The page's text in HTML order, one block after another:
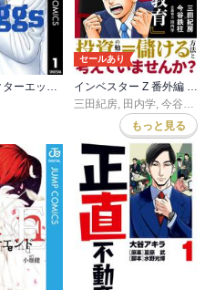
セールあり
三田紀房 田内学 今谷鉄柱
もっと見る